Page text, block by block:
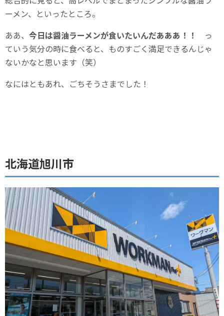
ーメン、といったところ。
ああ、 今日は醤油ラーメンが食いたいんだあああ！！
っ
ていう気分の時に食べると、ものすごく満足できるんじゃ
ないかなと思います（笑）
なにはともあれ、ごちそうさまでした！
北海道旭川市